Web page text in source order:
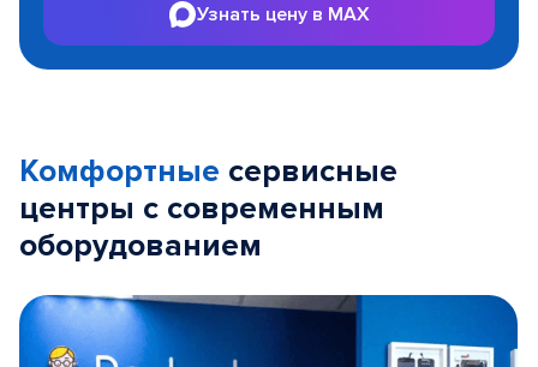
Узнать цену в MAX
Комфортные сервисные
центры с современным
оборудованием